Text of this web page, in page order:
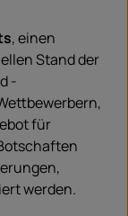
, einen
Stand der
-
für
werden.